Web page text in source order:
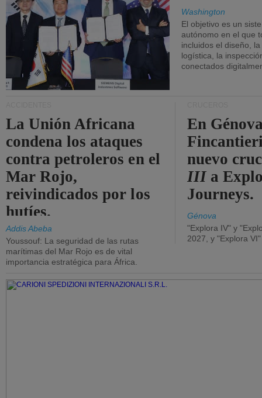
Washington
El objetivo es un
autónomo en el que
incluidos el diseño,
logística, la
conectados
La Unión Africana
condena los ataques
contra petroleros en el
Mar Rojo,
reivindicados por los
hutíes.
Addis Abeba
Youssouf: La seguridad de las rutas
marítimas del Mar Rojo es de vital
importancia estratégica para África.
En
nuevo
III a
Journeys.
Génova
"Explora IV" y
2027, y "Explora